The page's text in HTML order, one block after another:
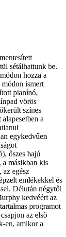
sétálhattunk be.
hozza a
ismert
pianínó,
vörös
színes
a
egykedvűen
őszes hajú
másikban kis
egész
emlékekkel és
Délután négytől
kedvéért az
programot
az első
en, amikor a